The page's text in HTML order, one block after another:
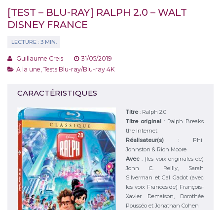
[TEST – BLU-RAY] RALPH 2.0 – WALT
DISNEY FRANCE
Guillaume Creis
31/05/2019
A la une Tests Blu-ray/Blu-ray 4K
CARACTÉRISTIQUES
Titre: Ralph 2.0
Titre original : Ralph Breaks
the Internet
Réalisateur(s) : Phil
Johnston & Rich Moore
Avec: (les voix originales de)
John C. Reilly, Sarah
Silverman et Gal Gadot (avec
les voix Frances de) François-
Xavier Demaison, Dorothée
Pousséo et Jonathan Cohen